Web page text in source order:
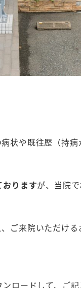
状や既往歴（持
りますが、当院
ご来院いただけ
ロードして、ご記